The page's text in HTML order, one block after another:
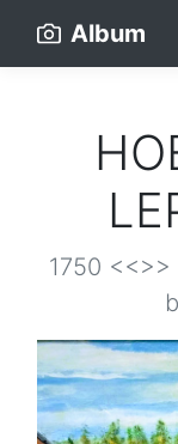
Album
1750